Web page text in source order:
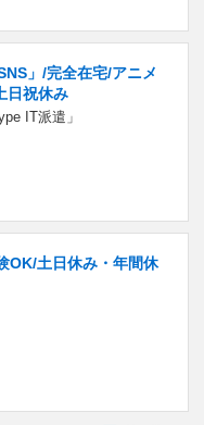
」/完全在宅/アニメ
日祝休み
IT派遣」
OK/土日休み・年間休